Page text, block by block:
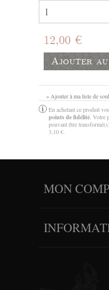
12,00 €
Ajouter au
» Ajouter à ma liste de
En achetant ce produit
points de fidélité . Votre
pouvant être
3,10 €
MON